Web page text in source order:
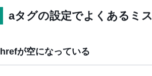
aタグの設定でよくあるミス
hrefが空になっている